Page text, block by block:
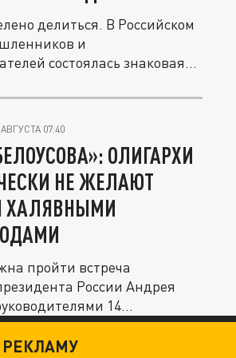
делиться. В Российском
и
состоялась знаковая
АВГУСТА 07:40
ОЛИГАРХИ
НЕ ЖЕЛАЮТ
ХАЛЯВНЫМИ
пройти встреча
России Андрея
14
РЕКЛАМУ